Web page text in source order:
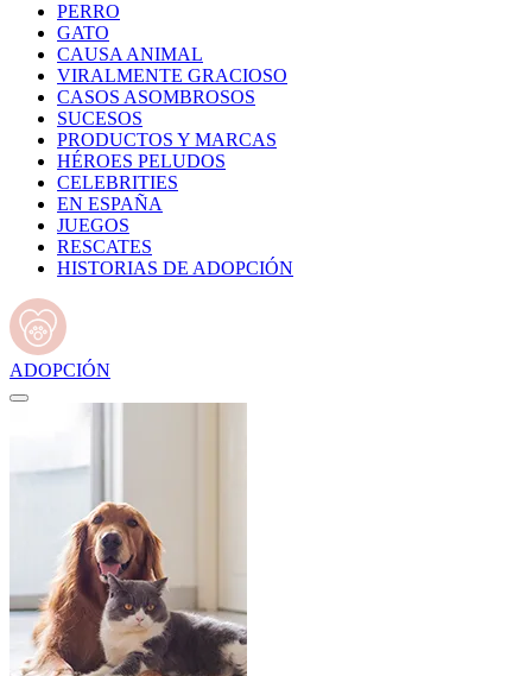
PERRO
GATO
CAUSA ANIMAL
VIRALMENTE GRACIOSO
CASOS ASOMBROSOS
SUCESOS
PRODUCTOS Y MARCAS
HÉROES PELUDOS
CELEBRITIES
EN ESPAÑA
JUEGOS
RESCATES
HISTORIAS DE ADOPCIÓN
ADOPCIÓN